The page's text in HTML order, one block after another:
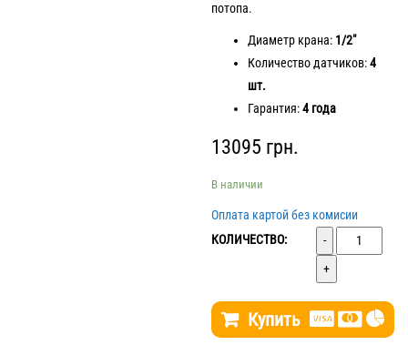
потопа.
Диаметр крана: 1/2″
Количество датчиков:4
шт.
Гарантия:4 года
13095 грн.
В наличии
Оплата картой без комисии
КОЛИЧЕСТВО:
Количество
Купить